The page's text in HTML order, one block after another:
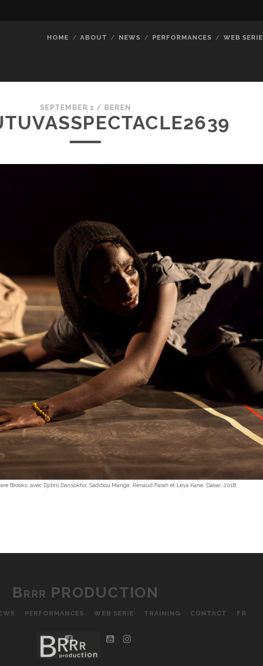
HOME ABOUT NEWS PERFORMANCES WEB SERIE
SEPTEMBER 1 / BEREN
Brooks, avec Djibril Dansokho, Sadibou Manga, Renaud Farah et Leya Kane. Dakar, 2018.
Brrr PRODUCTION
PERFORMANCES WEB SERIE TRAINING CONTACT FR
facebookyoutubeinstagram